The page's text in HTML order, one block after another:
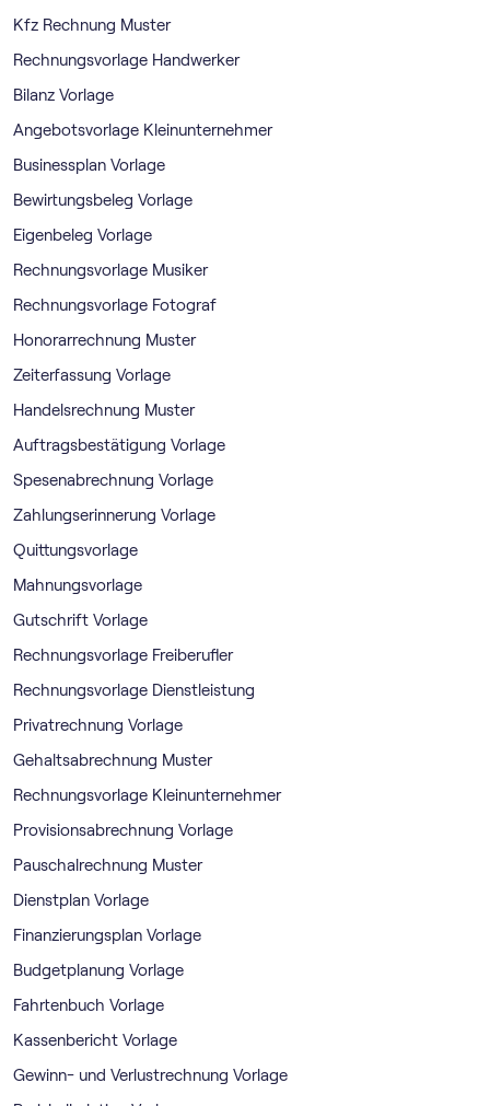
Kfz Rechnung Muster
Rechnungsvorlage Handwerker
Bilanz Vorlage
Angebotsvorlage Kleinunternehmer
Businessplan Vorlage
Bewirtungsbeleg Vorlage
Eigenbeleg Vorlage
Rechnungsvorlage Musiker
Rechnungsvorlage Fotograf
Honorarrechnung Muster
Zeiterfassung Vorlage
Handelsrechnung Muster
Auftragsbestätigung Vorlage
Spesenabrechnung Vorlage
Zahlungserinnerung Vorlage
Quittungsvorlage
Mahnungsvorlage
Gutschrift Vorlage
Rechnungsvorlage Freiberufler
Rechnungsvorlage Dienstleistung
Privatrechnung Vorlage
Gehaltsabrechnung Muster
Rechnungsvorlage Kleinunternehmer
Provisionsabrechnung Vorlage
Pauschalrechnung Muster
Dienstplan Vorlage
Finanzierungsplan Vorlage
Budgetplanung Vorlage
Fahrtenbuch Vorlage
Kassenbericht Vorlage
Gewinn- und Verlustrechnung Vorlage